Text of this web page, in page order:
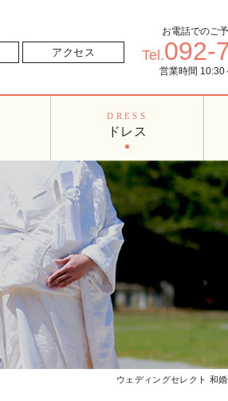
アクセス
お電話でのご
Tel.092-
営業時間 10:30
DRESS
ドレス
ウェディングセレクト 和